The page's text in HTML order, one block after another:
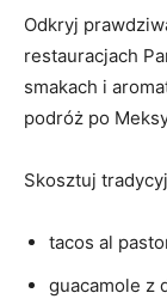
Odkryj
restauracjach​
smakach i
podróż po
Skosztuj
tacos al
guacamole z